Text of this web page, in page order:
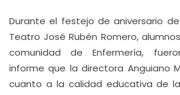
Durante el festejo de aniversario
Teatro José Rubén Romero,
comunidad de Enfermería,
informe que la directora Anguiano
cuanto a la calidad educativa de